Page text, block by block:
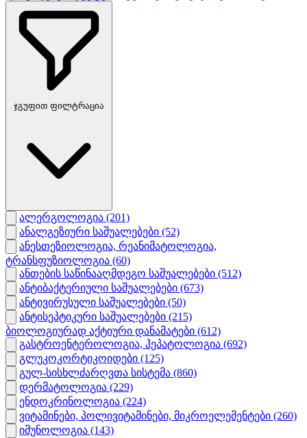
ჯგუფით ფილტრაცია
ალერგოლოგია (201)
ანალგეზიური საშუალებები (52)
ანესთეზიოლოგია, რეანიმატოლოგია,
ტრანსფუზიოლოგია (60)
ანთების საწინააღმდეგო საშუალებები (512)
ანტიბაქტერიული საშუალებები (673)
ანტივირუსული საშუალებები (50)
ანტისეპტიკური საშუალებები (215)
ბიოლოგიურად აქტიური დანამატები (612)
გასტროენტეროლოგია, ჰეპატოლოგია (692)
გლუკოკორტიკოიდები (125)
გულ-სისხლძარღვთა სისტემა (860)
დერმატოლოგია (229)
ენდოკრინოლოგია (224)
ვიტამინები, პოლივიტამინები, მიკროელემენტები (260)
იმუნოლოგია (143)